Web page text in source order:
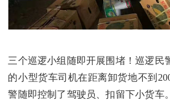
三个巡逻小组随即开展围堵！巡逻民
的小型货车司机在距离卸货地不到
警随即控制了驾驶员、扣留下小货车